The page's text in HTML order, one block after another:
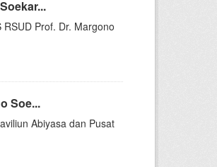
Prof. Dr. Margono
Soe...
Abiyasa dan Pusat